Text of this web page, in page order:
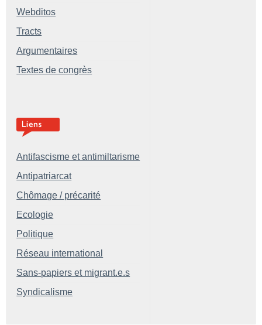
Webditos
Tracts
Argumentaires
Textes de congrès
Antifascisme et antimiltarisme
Antipatriarcat
Chômage / précarité
Ecologie
Politique
Réseau international
Sans-papiers et migrant.e.s
Syndicalisme